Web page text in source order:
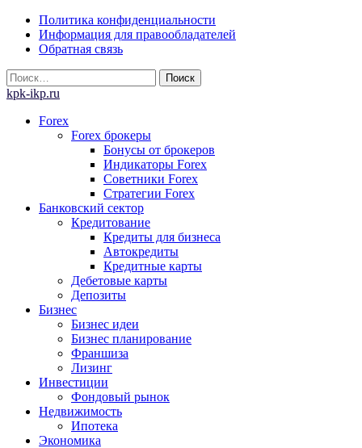
Skip
content
Политика конфиденциальности
Информация для правообладателей
Обратная связь
Найти:
kpk-ikp.ru
Forex
Forex брокеры
Бонусы от брокеров
Индикаторы Forex
Советники Forex
Стратегии Forex
Банковский сектор
Кредитование
Кредиты для бизнеса
Автокредиты
Кредитные карты
Дебетовые карты
Депозиты
Бизнес
Бизнес идеи
Бизнес планирование
Франшиза
Лизинг
Инвестиции
Фондовый рынок
Недвижимость
Ипотека
Экономика